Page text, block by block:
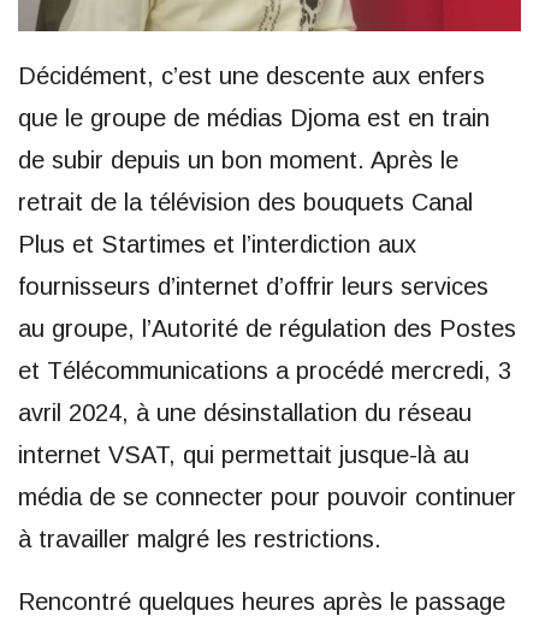
Décidément, c’est une descente aux enfers
que le groupe de médias Djoma est en train
de subir depuis un bon moment. Après le
retrait de la télévision des bouquets Canal
Plus et Startimes et l’interdiction aux
fournisseurs d’internet d’offrir leurs services
au groupe, l’Autorité de régulation des Postes
et Télécommunications a procédé mercredi, 3
avril 2024, à une désinstallation du réseau
internet VSAT, qui permettait jusque-là au
média de se connecter pour pouvoir continuer
à travailler malgré les restrictions.
Rencontré quelques heures après le passage